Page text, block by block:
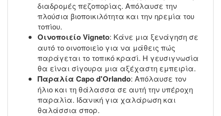
διαδρομές πεζοπορίας. Απόλαυσε την
πλούσια βιοποικιλότητα και την ηρεμία του
τοπίου.
Οινοποιείο Vigneto: Κάνε μια ξενάγηση σε
αυτό το οινοποιείο για να μάθεις πώς
παράγεται το τοπικό κρασί. Η γευσιγνωσία
θα είναι σίγουρα μια αξέχαστη εμπειρία.
Παραλία Capo d'Orlando: Απόλαυσε τον
ήλιο και τη θάλασσα σε αυτή την υπέροχη
παραλία. Ιδανική για χαλάρωση και
θαλάσσια σπορ.